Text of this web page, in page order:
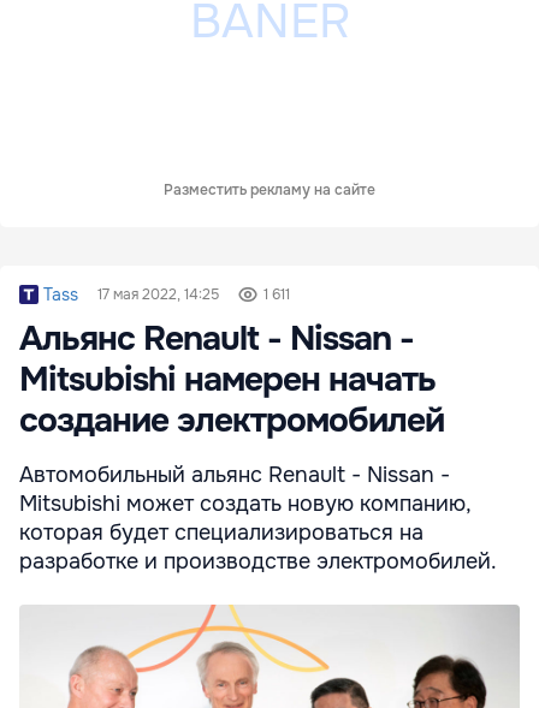
Разместить рекламу на сайте
Tass 17 мая 2022, 14:25 1 611
Альянс Renault - Nissan -
Mitsubishi намерен начать
создание электромобилей
Автомобильный альянс Renault - Nissan -
Mitsubishi может создать новую компанию,
которая будет специализироваться на
разработке и производстве электромобилей.